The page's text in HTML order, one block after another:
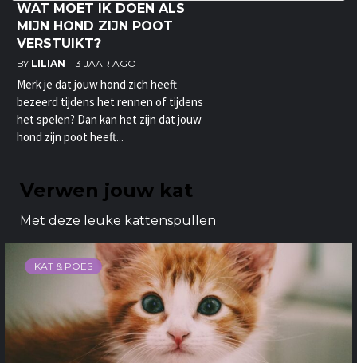
WAT MOET IK DOEN ALS
MIJN HOND ZIJN POOT
VERSTUIKT?
BY LILIAN 3 JAAR AGO
Merk je dat jouw hond zich heeft
bezeerd tijdens het rennen of tijdens
het spelen? Dan kan het zijn dat jouw
hond zijn poot heeft...
Verwen jouw kat
Met deze leuke kattenspullen
KAT & POES